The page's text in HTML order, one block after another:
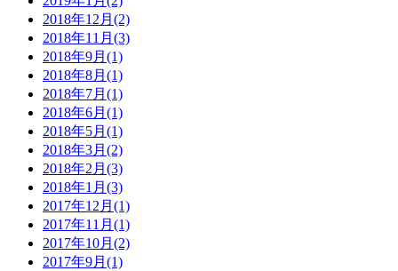
2018年12月 (2)
2018年11月 (3)
2018年9月 (1)
2018年8月 (1)
2018年7月 (1)
2018年6月 (1)
2018年5月 (1)
2018年3月 (2)
2018年2月 (3)
2018年1月 (3)
2017年12月 (1)
2017年11月 (1)
2017年10月 (2)
2017年9月 (1)